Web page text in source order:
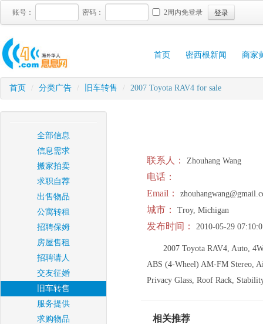
账号： 密码： 2周内免登录 登录
首页 密西根新闻 商家
首页 / 分类广告 / 旧车转售 / 2007 Toyota RAV4 for sale
全部信息
信息需求
搬家拍卖
求职自荐
出售物品
公寓转租
招聘保姆
房屋售租
招聘请人
交友征婚
旧车转售
服务提供
求购物品
联系人： Zhouhang Wang
电话：
Email：
城市： Troy, Michigan
发布时间： 2010-05-29
2007 Toyota RAV4, Auto,
ABS (4-Wheel) AM-FM Stereo,
Privacy Glass, Roof Rack,
相关推荐